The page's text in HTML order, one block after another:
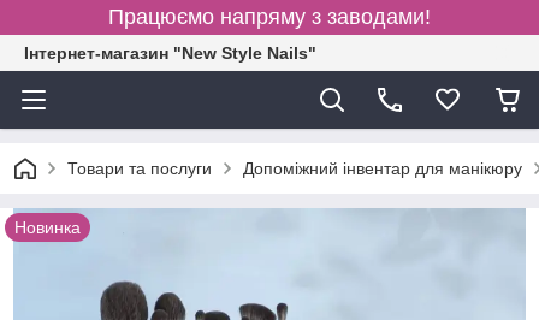
Працюємо напряму з заводами!
Інтернет-магазин "New Style Nails"
Товари та послуги Допоміжний інвентар для манікюру
Новинка